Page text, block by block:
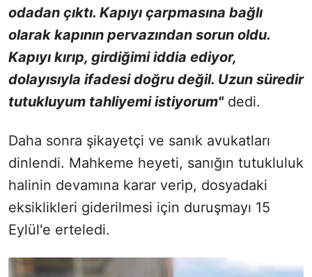
odadan çıktı. Kapıyı çarpmasına bağlı
olarak kapının pervazından sorun oldu.
Kapıyı kırıp, girdiğimi iddia ediyor,
dolayısıyla ifadesi doğru değil. Uzun süredir
tutukluyum tahliyemi istiyorum"dedi.
Daha sonra şikayetçi ve sanık avukatları
dinlendi. Mahkeme heyeti, sanığın tutukluluk
halinin devamına karar verip, dosyadaki
eksiklikleri giderilmesi için duruşmayı 15
Eylül'e erteledi.